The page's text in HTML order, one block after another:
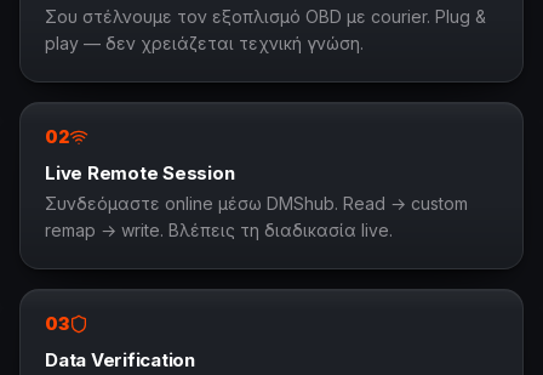
Σου στέλνουμε τον εξοπλισμό OBD με courier. Plug &
play — δεν χρειάζεται τεχνική γνώση.
02
Live Remote Session
Συνδεόμαστε online μέσω DMShub. Read → custom
remap → write. Βλέπεις τη διαδικασία live.
03
Data Verification